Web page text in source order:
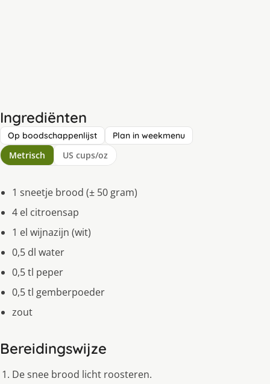
Ingrediënten
Op boodschappenlijst Plan in weekmenu
Metrisch US cups/oz
1 sneetje brood (± 50 gram)
4 el citroensap
1 el wijnazijn (wit)
0,5 dl water
0,5 tl peper
0,5 tl gemberpoeder
zout
Bereidingswijze
De snee brood licht roosteren.